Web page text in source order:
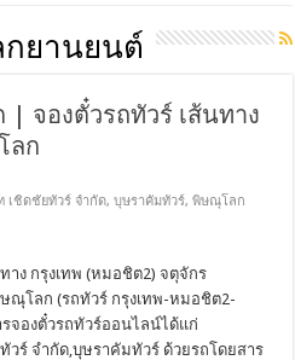
ยานยนต์
จองตั๋วรถทัวร์ เส้นทาง
ลก
เชิดชัยทัวร์ จำกัด,บุษราคัมทัวร์,พิษณุโลก
ง กรุงเทพ (หมอชิต2) จตุจักร
ณุโลก (รถทัวร์ กรุงเทพ-หมอชิต2-
จองตั๋วรถทัวร์ออนไลน์ได้แก่
ร์ จำกัด,บุษราคัมทัวร์ ด้วยรถโดยสาร